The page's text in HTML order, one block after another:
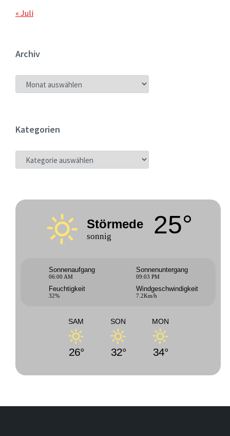
« Juli
Archiv
ARCHIV
Kategorien
KATEGORIEN
Störmede
sonnig 25°
Sonnenaufgang
06:00 AM
Sonnenuntergang
09:03 PM
Feuchtigkeit
32%
Windgeschwindigkeit
7.2Km/h
SAM
26°
SON
32°
MON
34°